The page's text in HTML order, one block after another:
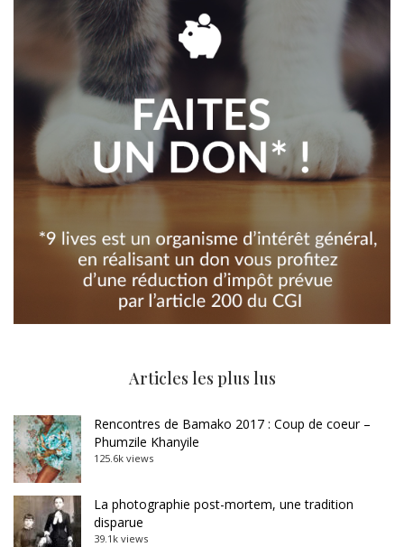
Articles les plus lus
Rencontres de Bamako 2017 : Coup de coeur –
Phumzile Khanyile
125.6k views
La photographie post-mortem, une tradition
disparue
39.1k views